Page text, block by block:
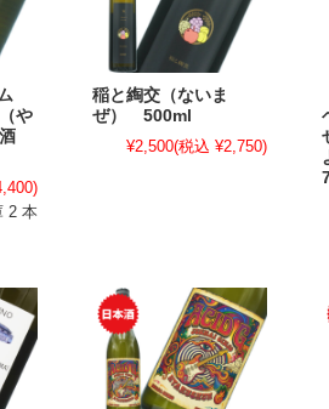
ム
や
酒
2 本
稲と綯交（ないま
ぜ） 500ml
¥2,500(税込 ¥2,750)